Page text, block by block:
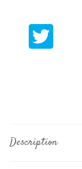
Description